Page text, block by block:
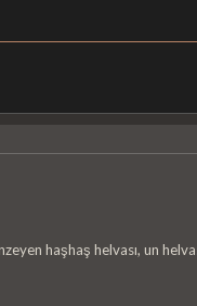
haşhaş helvası, un